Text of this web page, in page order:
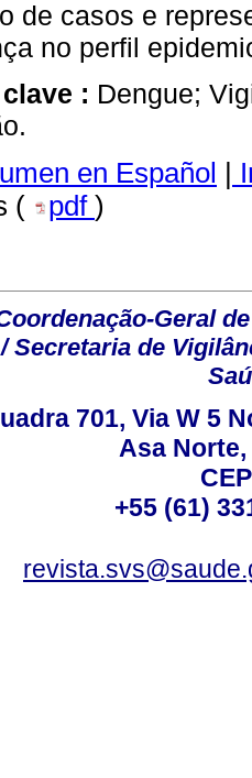
de casos e
no perfil
: Dengue;
en Español |
(
pdf )
Geral
Secretaria de
701, Via W 5
Asa
+55 (61)